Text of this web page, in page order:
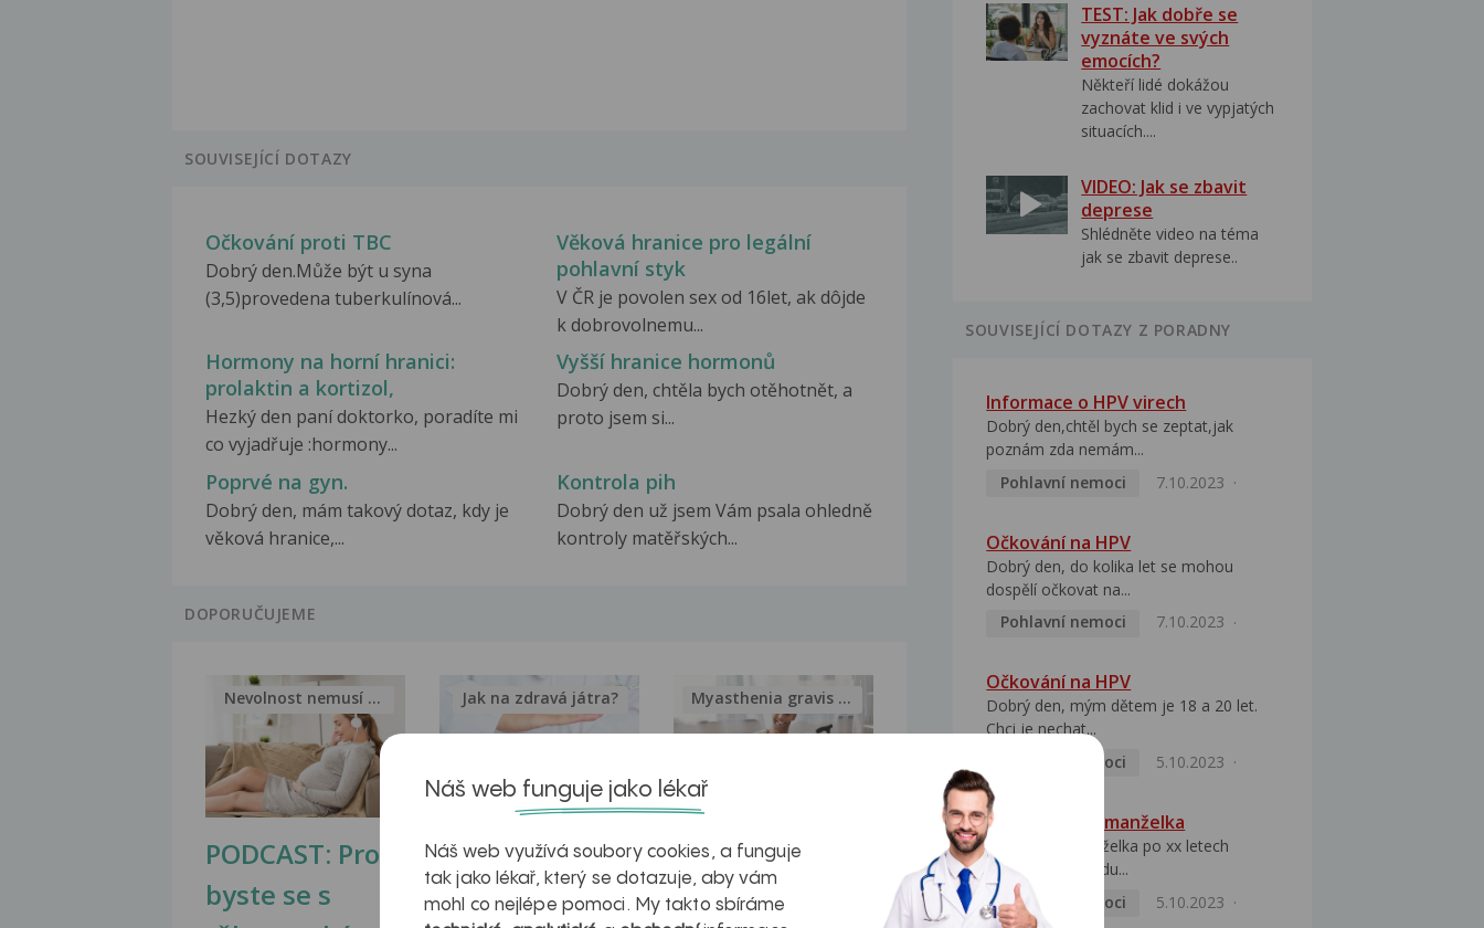
SOUVISEJÍCÍ DOTAZY
Očkování proti TBC
Dobrý den.Může být u syna
(3,5)provedena tuberkulínová...
Věková hranice pro legální
pohlavní styk
V ČR je povolen sex od 16let, ak dôjde
k dobrovolnemu...
Hormony na horní hranici:
prolaktin a kortizol,
Hezký den paní doktorko, poradíte mi
co vyjadřuje :hormony...
Vyšší hranice hormonů
Dobrý den, chtěla bych otěhotnět, a
proto jsem si...
Poprvé na gyn.
Dobrý den, mám takový dotaz, kdy je
věková hranice,...
Kontrola pih
Dobrý den už jsem Vám psala ohledně
kontroly matěřských...
DOPORUČUJEME
PODCAST: Proč
byste se s
Nevolnost nemusí být nutnou...
Ztukovatění
jater v datech a
Jak na zdravá játra?
Inovativní
léčba
Myasthenia gravis – vše, co...
TEST: Jak dobře se
vyznáte ve svých
emocích?
Někteří lidé dokážou
zachovat klid i ve vypjatých
situacích....
VIDEO: Jak se zbavit
deprese
Shlédněte video na téma
jak se zbavit deprese..
SOUVISEJÍCÍ DOTAZY Z PORADNY
Informace o HPV virech
Dobrý den,chtěl bych se zeptat,jak
poznám zda nemám...
Pohlavní nemoci
7.10.2023
Očkování na HPV
Dobrý den, do kolika let se mohou
dospělí očkovat na...
Pohlavní nemoci
7.10.2023
Očkování na HPV
Dobrý den, mým dětem je 18 a 20 let.
Chci je nechat...
Pohlavní nemoci
5.10.2023
HPV pozitivní manželka
Dobrý den, manželka po xx letech
přivezla z Východu...
Pohlavní nemoci
5.10.2023
Náš web funguje jako lékař
Náš web využívá soubory cookies, a funguje
tak jako lékař, který se dotazuje, aby vám
mohl co nejlépe pomoci. My takto sbíráme